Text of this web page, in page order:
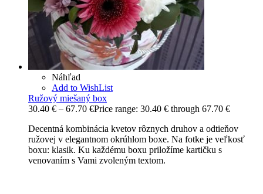
Náhľad
Add to WishList
Ružový miešaný box
30.40 € – 67.70 €Price range: 30.40 € through 67.70 €
Decentná kombinácia kvetov rôznych druhov a odtieňov
ružovej v elegantnom okrúhlom boxe. Na fotke je veľkosť
boxu: klasik. Ku každému boxu priložíme kartičku s
venovaním s Vami zvoleným textom.